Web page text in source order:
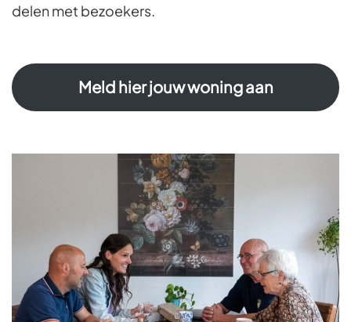
delen met bezoekers.
Meld hier jouw woning aan